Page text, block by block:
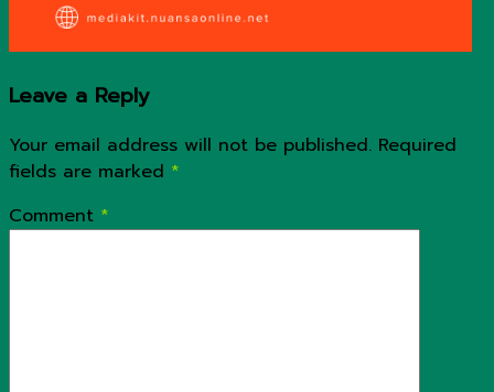
Leave a Reply
Your email address will not be published. Required
fields are marked *
Comment *